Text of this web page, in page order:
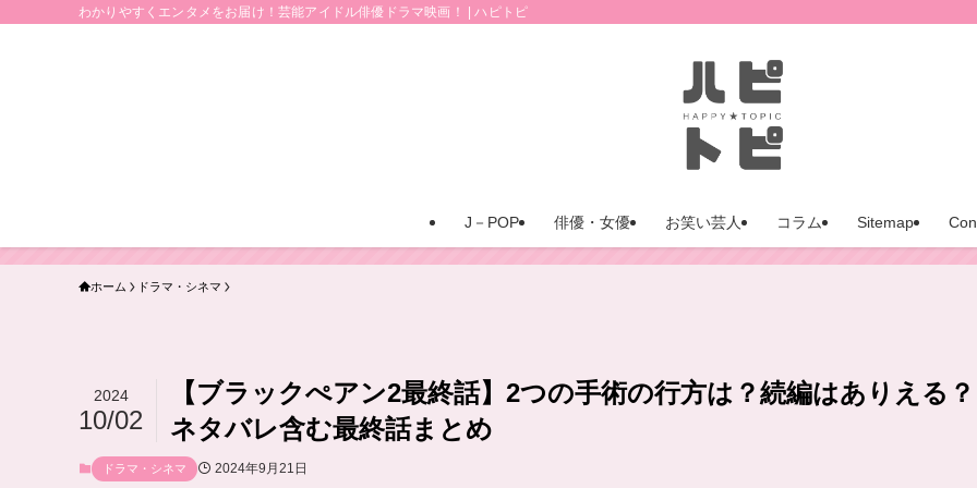
わかりやすくエンタメをお届け！芸能アイドル俳優ドラマ映画！ | ハピトピ
J－POP 俳優・女優 お笑い芸人 コラム Sitemap
ホーム ドラマ・シネマ
【ブラックぺアン2最終話】2つの手術の行方は？続編はありえる？
ネタバレ含む最終話まとめ
2024
10/02
ドラマ・シネマ 2024年9月21日